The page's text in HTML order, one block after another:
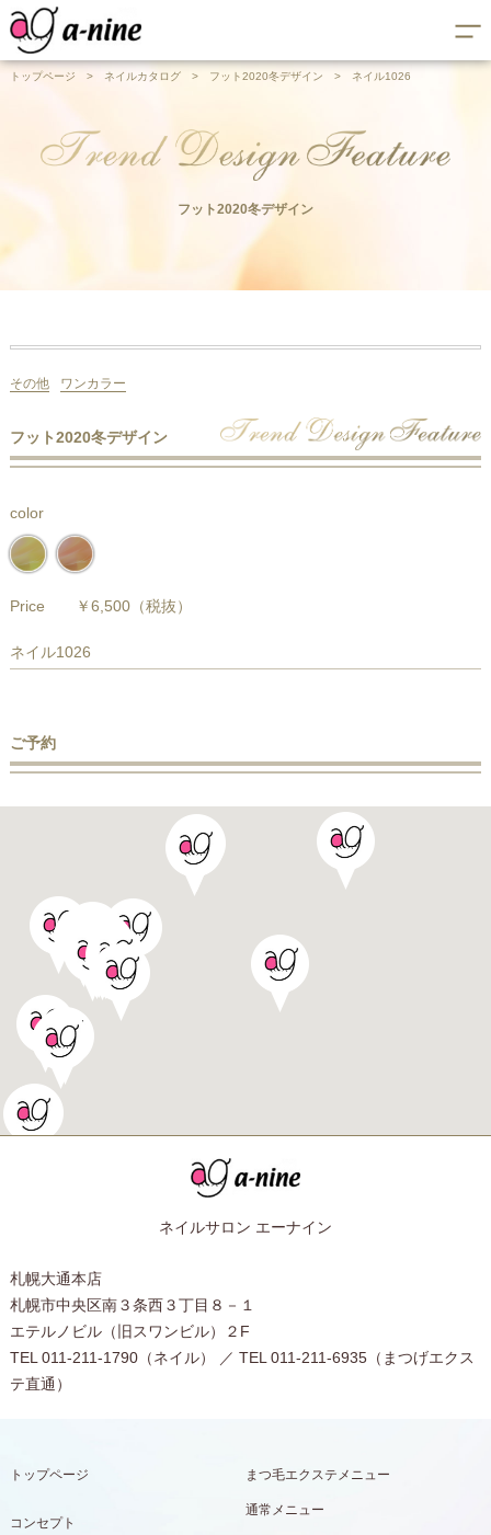
トップページ > ネイルカタログ > フット2020冬デザイン > ネイル1026
フット2020冬デザイン
その他 ワンカラー
フット2020冬デザイン
color
Price ￥6,500（税抜）
ネイル1026
ご予約
ネイルサロン エーナイン
札幌大通本店
札幌市中央区南３条西３丁目８－１
エテルノビル（旧スワンビル）２F
TEL 011-211-1790（ネイル） ／ TEL 011-211-6935（まつげエクス
テ直通）
トップページ
コンセプト
まつ毛エクステメニュー
通常メニュー